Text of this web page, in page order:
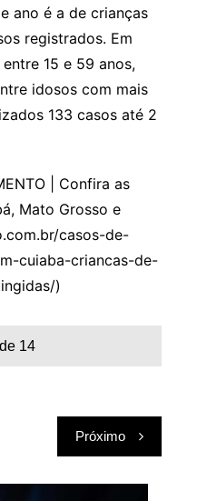
ano é a de crianças
registrados. Em
15 e 59 anos,
idosos com mais
133 casos até 2
| Confira as
Mato Grosso e
casos-de-
cuiaba-criancas-de-
)
14
Próximo